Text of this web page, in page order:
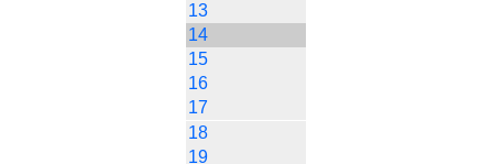
13
14
15
16
17
18
19